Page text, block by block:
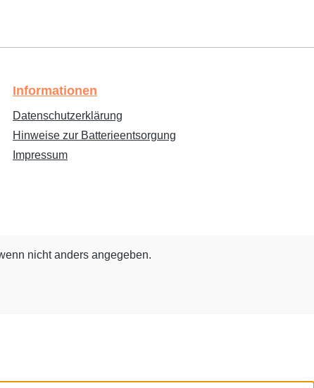
Informationen
Datenschutzerklärung
Hinweise zur Batterieentsorgung
Impressum
nicht anders angegeben.